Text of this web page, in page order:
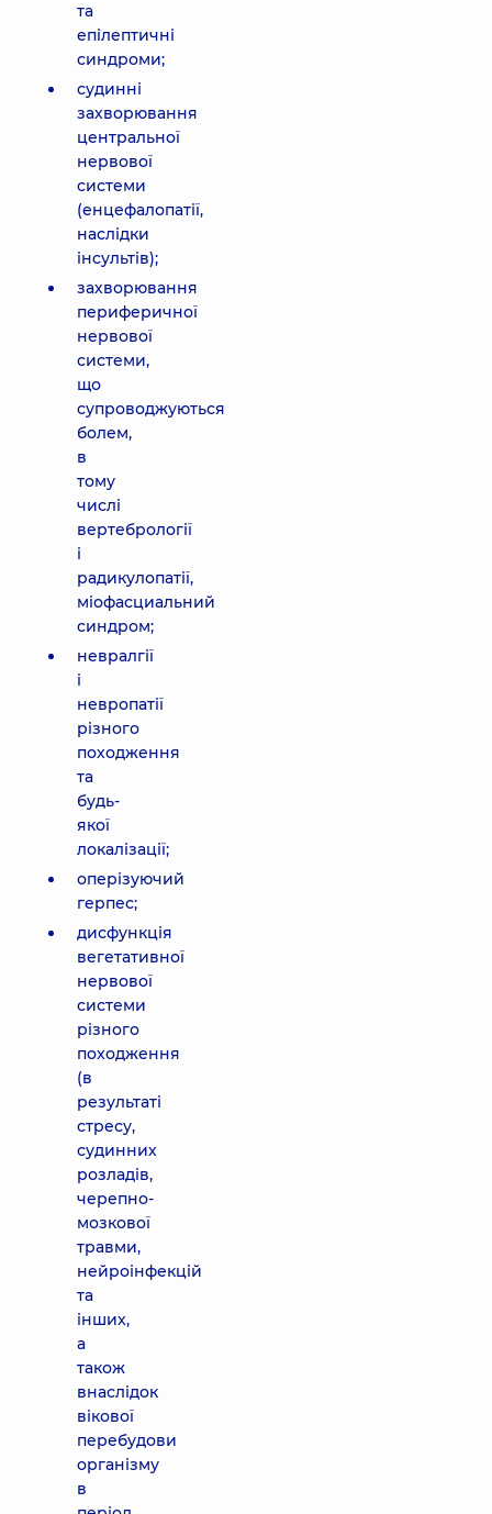
та
епілептичні
синдроми;
судинні
захворювання
центральної
нервової
системи
(енцефалопатії,
наслідки
інсультів);
захворювання
периферичної
нервової
системи,
що
супроводжуються
болем,
в
тому
числі
вертебрології
і
радикулопатії,
міофасциальний
синдром;
невралгії
і
невропатії
різного
походження
та
будь-
якої
локалізації;
оперізуючий
герпес;
дисфункція
вегетативної
нервової
системи
різного
походження
(в
результаті
стресу,
судинних
розладів,
черепно-
мозкової
травми,
нейроінфекцій
та
інших,
а
також
внаслідок
вікової
перебудови
організму
в